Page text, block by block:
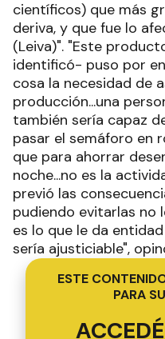
científicos) que más
deriva, y que fue lo
(Leiva)". "Este
identificó- puso por
cosa la necesidad de
producción...una
también sería capaz
pasar el semáforo en
que para ahorrar
noche...no es la
previó las
pudiendo evitarlas no
es lo que le da
sería ajusticiable",
ESTE
PARA